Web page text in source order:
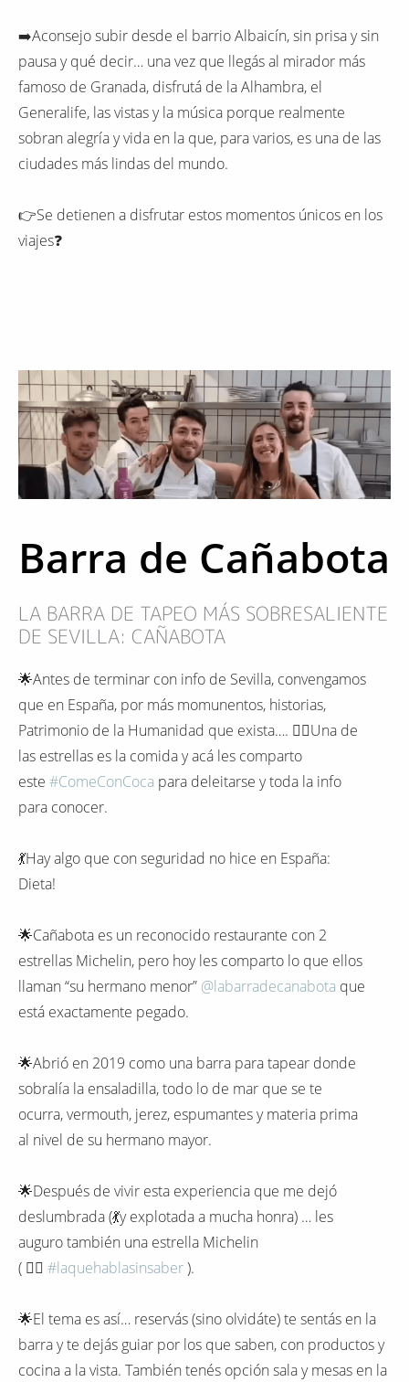
➡️Aconsejo subir desde el barrio Albaicín, sin prisa y sin
pausa y qué decir… una vez que llegás al mirador más
famoso de Granada, disfrutá de la Alhambra, el
Generalife, las vistas y la música porque realmente
sobran alegría y vida en la que, para varios, es una de las
ciudades más lindas del mundo.
👉Se detienen a disfrutar estos momentos únicos en los
viajes❓️
Barra de Cañabota
LA BARRA DE TAPEO MÁS SOBRESALIENTE
DE SEVILLA: CAÑABOTA
🌟Antes de terminar con info de Sevilla, convengamos
que en España, por más momunentos, historias,
Patrimonio de la Humanidad que exista…. ❤️‍🔥Una de
las estrellas es la comida y acá les comparto
este #ComeConCoca para deleitarse y toda la info
para conocer.
💃Hay algo que con seguridad no hice en España:
Dieta!
🌟Cañabota es un reconocido restaurante con 2
estrellas Michelin, pero hoy les comparto lo que ellos
llaman “su hermano menor” @labarradecanabota que
está exactamente pegado.
🌟Abrió en 2019 como una barra para tapear donde
sobralía la ensaladilla, todo lo de mar que se te
ocurra, vermouth, jerez, espumantes y materia prima
al nivel de su hermano mayor.
🌟Después de vivir esta experiencia que me dejó
deslumbrada (💃y explotada a mucha honra) … les
auguro también una estrella Michelin
( 🤷‍♀️ #laquehablasinsaber).
🌟El tema es así… reservás (sino olvidáte) te sentás en la
barra y te dejás guiar por los que saben, con productos y
cocina a la vista. También tenés opción sala y mesas en la